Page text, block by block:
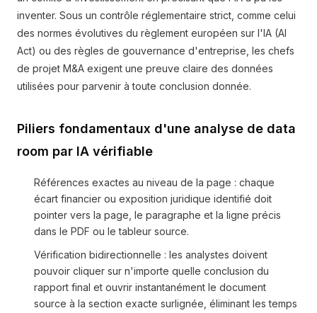
inventer. Sous un contrôle réglementaire strict, comme celui
des normes évolutives du règlement européen sur l'IA (AI
Act) ou des règles de gouvernance d'entreprise, les chefs
de projet M&A exigent une preuve claire des données
utilisées pour parvenir à toute conclusion donnée.
Piliers fondamentaux d'une analyse de data
room par IA vérifiable
Références exactes au niveau de la page : chaque
écart financier ou exposition juridique identifié doit
pointer vers la page, le paragraphe et la ligne précis
dans le PDF ou le tableur source.
Vérification bidirectionnelle : les analystes doivent
pouvoir cliquer sur n'importe quelle conclusion du
rapport final et ouvrir instantanément le document
source à la section exacte surlignée, éliminant les temps